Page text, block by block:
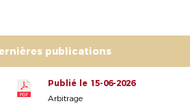
publications
Publié le 15-06-2026
Arbitrage